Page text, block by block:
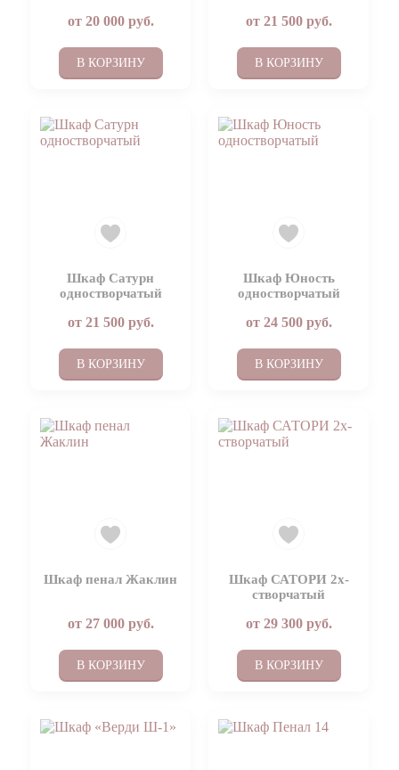
от 20 000руб.
В КОРЗИНУ
от 21 500руб.
В КОРЗИНУ
Шкаф Сатурн
одностворчатый
от 21 500руб.
В КОРЗИНУ
Шкаф Юность
одностворчатый
от 24 500руб.
В КОРЗИНУ
Шкаф пенал Жаклин
от 27 000руб.
В КОРЗИНУ
Шкаф САТОРИ 2х-
створчатый
от 29 300руб.
В КОРЗИНУ